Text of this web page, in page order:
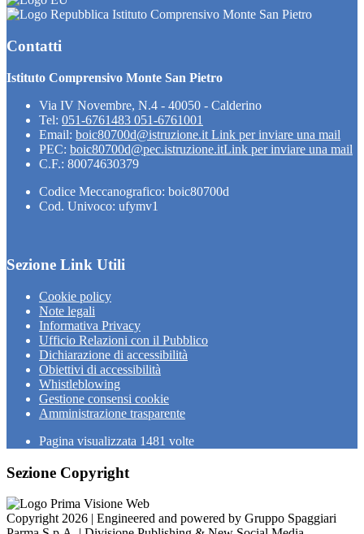
Istituto Comprensivo Monte San Pietro
Contatti
Istituto Comprensivo Monte San Pietro
Via IV Novembre, N.4 - 40050 - Calderino
Tel: 051-6761483 051-6761001
Email: boic80700d@istruzione.it Link per inviare una mail
PEC: boic80700d@pec.istruzione.itLink per inviare una mail
C.F.: 80074630379
Codice Meccanografico: boic80700d
Cod. Univoco: ufymv1
Sezione Link Utili
Cookie policy
Note legali
Informativa Privacy
Ufficio Relazioni con il Pubblico
Dichiarazione di accessibilità
Obiettivi di accessibilità
Whistleblowing
Gestione consensi cookie
Amministrazione trasparente
Pagina visualizzata 1481 volte
Sezione Copyright
Copyright 2026 | Engineered and powered by Gruppo Spaggiari